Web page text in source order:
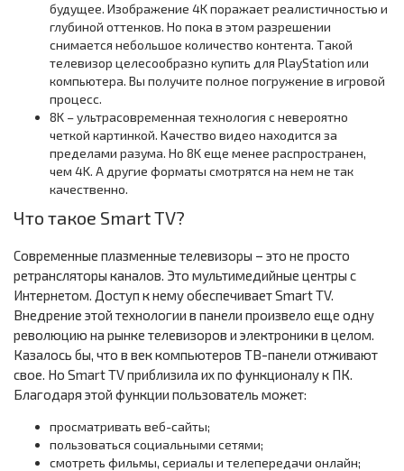
будущее. Изображение 4K поражает реалистичностью и
глубиной оттенков. Но пока в этом разрешении
снимается небольшое количество контента. Такой
телевизор целесообразно купить для PlayStation или
компьютера. Вы получите полное погружение в игровой
процесс.
8K – ультрасовременная технология с невероятно
четкой картинкой. Качество видео находится за
пределами разума. Но 8K еще менее распространен,
чем 4K. А другие форматы смотрятся на нем не так
качественно.
Что такое Smart TV?
Современные плазменные телевизоры – это не просто
ретрансляторы каналов. Это мультимедийные центры с
Интернетом. Доступ к нему обеспечивает Smart TV.
Внедрение этой технологии в панели произвело еще одну
революцию на рынке телевизоров и электроники в целом.
Казалось бы, что в век компьютеров ТВ-панели отживают
свое. Но Smart TV приблизила их по функционалу к ПК.
Благодаря этой функции пользователь может:
просматривать веб-сайты;
пользоваться социальными сетями;
смотреть фильмы, сериалы и телепередачи онлайн;